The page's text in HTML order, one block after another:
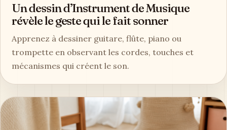
Un dessin d’Instrument de Musique
révèle le geste qui le fait sonner
Apprenez à dessiner guitare, flûte, piano ou
trompette en observant les cordes, touches et
mécanismes qui créent le son.